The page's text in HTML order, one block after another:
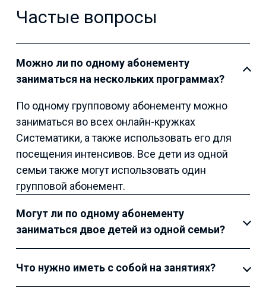
Частые вопросы
Можно ли по одному абонементу
заниматься на нескольких программах?
По одному групповому абонементу можно
заниматься во всех онлайн-кружках
Систематики, а также использовать его для
посещения интенсивов. Все дети из одной
семьи также могут использовать один
групповой абонемент.
Могут ли по одному абонементу
заниматься двое детей из одной семьи?
Что нужно иметь с собой на занятиях?